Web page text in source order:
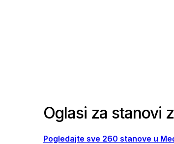
Oglasi za stanovi
Pogledajte sve 260 stanove u